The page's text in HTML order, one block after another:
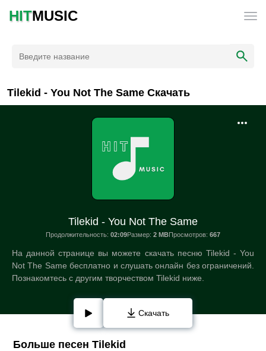
HITMUSIC
Tilekid - You Not The Same Скачать
Tilekid - You Not The Same
Продолжительность: 02:09Размер: 2 MBПросмотров: 667
На данной странице вы можете скачать песню Tilekid - You
Not The Same бесплатно и слушать онлайн без ограничений.
Познакомтесь с другим творчеством Tilekid ниже.
Скачать
Больше песен Tilekid